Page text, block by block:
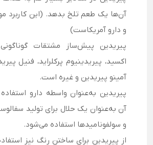
آن‌ها یک طعم تلخ بدهد. (این کاربرد
و دارو آمریکاست)
اکسید، پیریدینیوم پرکلراید، فنیل
آمینو پیریدین و غیره است.
پیریدین به‌عنوان واسطه دارو
آن به‌عنوان یک حلال برای تولید
و سولفونامیدها استفاده می‌شود.
از پیریدین برای ساختن رنگ نیز